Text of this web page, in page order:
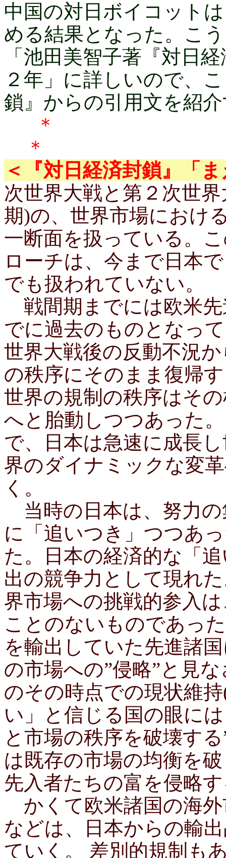
中国の対日ボイコット
める結果となった。こ
「池田美智子著『対日
２年」に詳しいので、
鎖』からの引用文を紹
＜『対日経済封鎖』「
次世界大戦と第２次世
期)の、世界市場におけ
一断面を扱っている。
ローチは、今まで日本
でも扱われていない。
戦間期までには欧米先
でに過去のものとなっ
世界大戦後の反動不況
の秩序にそのまま復帰
世界の規制の秩序はそ
へと胎動しつつあった
で、日本は急速に成長
界のダイナミックな変
く。
当時の日本は、努力の
に「追いつき」つつあ
た。日本の経済的な「
出の競争力として現れ
界市場への挑戦的参入
ことのないものであっ
を輸出していた先進諸
の市場への”侵略”と見
のその時点での現状維
い」と信じる国の眼に
と市場の秩序を破壊す
は既存の市場の均衡を
先入者たちの富を侵略
かくて欧米諸国の海
などは、日本からの輸
ていく。 差別的規制も